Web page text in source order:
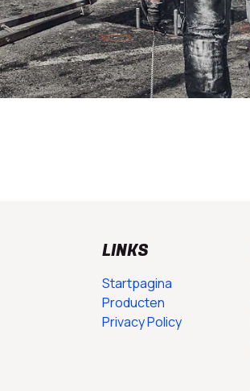
LINKS
Startpagina
Producten
Privacy Policy